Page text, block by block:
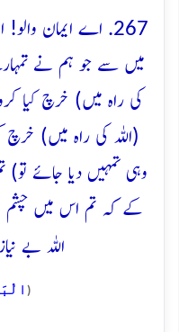
267. اے ایمان
میں سے جو ہم نے
کی راہ میں) خرچ کیا
(اللہ کی راہ میں)
وہی تمہیں دیا جائے
کے کہ تم اس میں چشم
اللہ بے
(